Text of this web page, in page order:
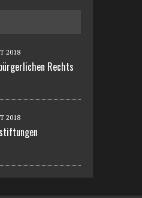
2018
Rechts
2018